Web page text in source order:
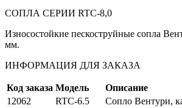
СОПЛА СЕРИИ RTC-8,0
Износостойкие пескоструйные сопла
мм.
ИНФОРМАЦИЯ ДЛЯ ЗАКАЗА
Код заказа Модель
Описание
12062
RTC-6.5
Сопло Вентури,